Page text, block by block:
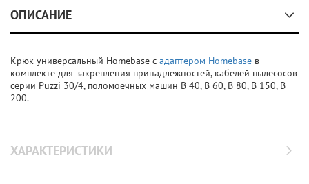
ОПИСАНИЕ
Крюк универсальный Homebase с адаптером Homebase в
комплекте для закрепления принадлежностей, кабелей пылесосов
серии Puzzi 30/4, поломоечных машин B 40, B 60, B 80, B 150, B
200.
ХАРАКТЕРИСТИКИ